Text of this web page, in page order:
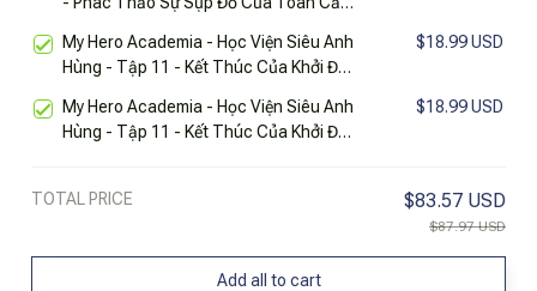
My Hero Academia - Học Viện Siêu Anh
Hùng - Tập 11 - Kết Thúc Của Khởi Đầu
$18.99 USD
My Hero Academia - Học Viện Siêu Anh
Hùng - Tập 11 - Kết Thúc Của Khởi Đầu
$18.99 USD
TOTAL PRICE $83.57 USD
$87.97 USD
Add all to cart